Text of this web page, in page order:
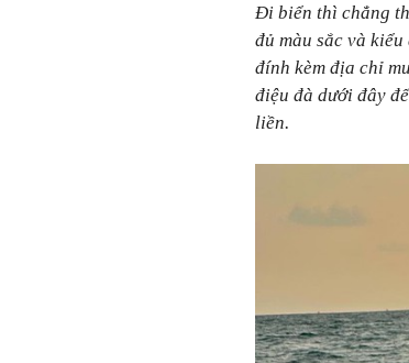
Đi biển thì chẳng
đủ màu sắc và
đính kèm địa chỉ
điệu đà dưới đây
liền.